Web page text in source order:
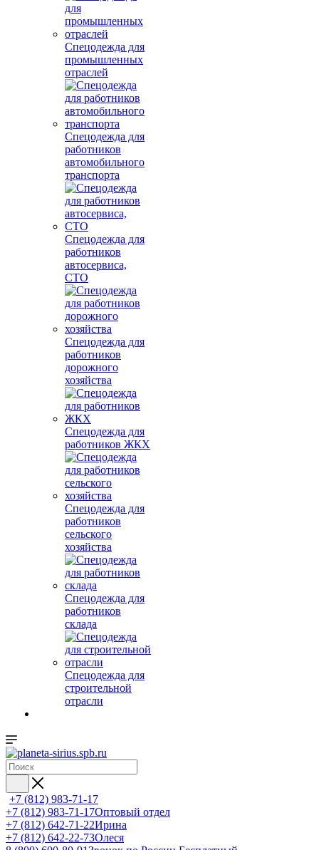
Спецодежда для
промышленных
отраслей
Спецодежда для
работников
автомобильного
транспорта
Спецодежда для
работников
автосервиса,
СТО
Спецодежда для
работников
дорожного
хозяйства
Спецодежда для
работников ЖКХ
Спецодежда для
работников
сельского
хозяйства
Спецодежда для
работников
склада
Спецодежда для
строительной
отрасли
+7 (812) 983-71-17
+7 (812) 983-71-17Оптовый отдел
+7 (812) 642-71-22Ирина
+7 (812) 642-22-73Олеся